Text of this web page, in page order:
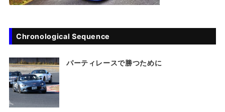
Chronological Sequence
パーティレースで勝つために